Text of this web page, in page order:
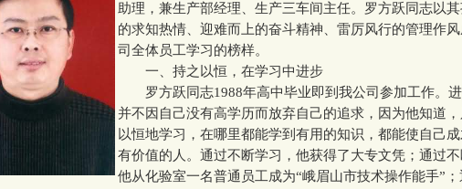
助理，兼生产部经理、生产三车间主任。罗方跃同志以
的求知热情、迎难而上的奋斗精神、雷厉风行的管理作
司全体员工学习的榜样。
一、持之以恒，在学习中进步
罗方跃同志1988年高中毕业即到我公司参加工作。
并不因自己没有高学历而放弃自己的追求，因为他知道，
以恒地学习，在哪里都能学到有用的知识，都能使自己
有价值的人。通过不断学习，他获得了大专文凭；通过不
他从化验室一名普通员工成为“峨眉山市技术操作能手”